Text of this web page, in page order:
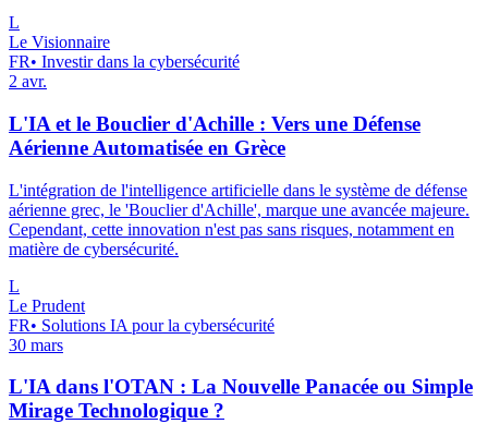
L
Le Visionnaire
FR• Investir dans la cybersécurité
2 avr.
L'IA et le Bouclier d'Achille : Vers une Défense
Aérienne Automatisée en Grèce
L'intégration de l'intelligence artificielle dans le système de défense
aérienne grec, le 'Bouclier d'Achille', marque une avancée majeure.
Cependant, cette innovation n'est pas sans risques, notamment en
matière de cybersécurité.
L
Le Prudent
FR• Solutions IA pour la cybersécurité
30 mars
L'IA dans l'OTAN : La Nouvelle Panacée ou Simple
Mirage Technologique ?